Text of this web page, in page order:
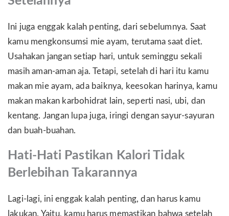
Ini juga enggak kalah penting, dari sebelumnya. Saat
kamu mengkonsumsi mie ayam, terutama saat diet.
Usahakan jangan setiap hari, untuk seminggu sekali
masih aman-aman aja. Tetapi, setelah di hari itu kamu
makan mie ayam, ada baiknya, keesokan harinya, kamu
makan makan karbohidrat lain, seperti nasi, ubi, dan
kentang. Jangan lupa juga, iringi dengan sayur-sayuran
dan buah-buahan.
Hati-Hati Pastikan Kalori Tidak
Berlebihan Takarannya
Lagi-lagi, ini enggak kalah penting, dan harus kamu
lakukan. Yaitu, kamu harus memastikan bahwa setelah